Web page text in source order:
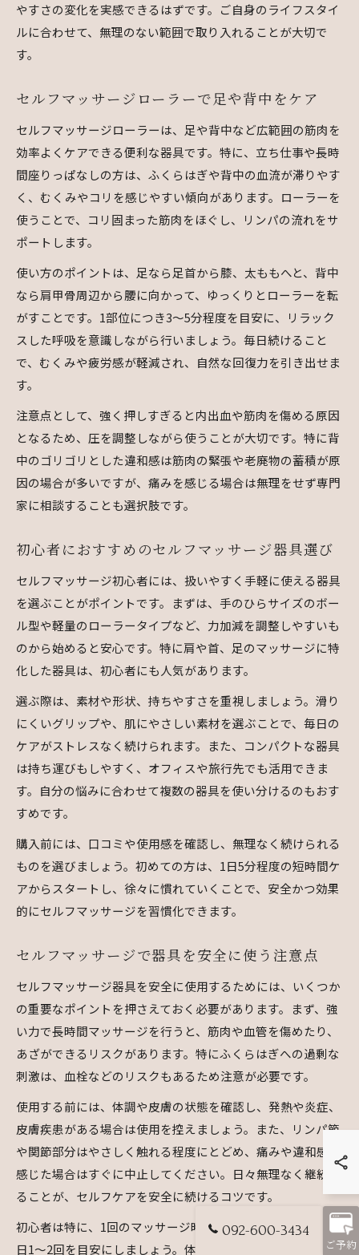
やすさの変化を実感できるはずです。ご自身のライフスタイ
ルに合わせて、無理のない範囲で取り入れることが大切で
す。
セルフマッサージローラーで足や背中をケア
セルフマッサージローラーは、足や背中など広範囲の筋肉を
効率よくケアできる便利な器具です。特に、立ち仕事や長時
間座りっぱなしの方は、ふくらはぎや背中の血流が滞りやす
く、むくみやコリを感じやすい傾向があります。ローラーを
使うことで、コリ固まった筋肉をほぐし、リンパの流れをサ
ポートします。
使い方のポイントは、足なら足首から膝、太ももへと、背中
なら肩甲骨周辺から腰に向かって、ゆっくりとローラーを転
がすことです。1部位につき3〜5分程度を目安に、リラック
スした呼吸を意識しながら行いましょう。毎日続けること
で、むくみや疲労感が軽減され、自然な回復力を引き出せま
す。
注意点として、強く押しすぎると内出血や筋肉を傷める原因
となるため、圧を調整しながら使うことが大切です。特に背
中のゴリゴリとした違和感は筋肉の緊張や老廃物の蓄積が原
因の場合が多いですが、痛みを感じる場合は無理をせず専門
家に相談することも選択肢です。
初心者におすすめのセルフマッサージ器具選び
セルフマッサージ初心者には、扱いやすく手軽に使える器具
を選ぶことがポイントです。まずは、手のひらサイズのボー
ル型や軽量のローラータイプなど、力加減を調整しやすいも
のから始めると安心です。特に肩や首、足のマッサージに特
化した器具は、初心者にも人気があります。
選ぶ際は、素材や形状、持ちやすさを重視しましょう。滑り
にくいグリップや、肌にやさしい素材を選ぶことで、毎日の
ケアがストレスなく続けられます。また、コンパクトな器具
は持ち運びもしやすく、オフィスや旅行先でも活用できま
す。自分の悩みに合わせて複数の器具を使い分けるのもおす
すめです。
購入前には、口コミや使用感を確認し、無理なく続けられる
ものを選びましょう。初めての方は、1日5分程度の短時間ケ
アからスタートし、徐々に慣れていくことで、安全かつ効果
的にセルフマッサージを習慣化できます。
セルフマッサージで器具を安全に使う注意点
セルフマッサージ器具を安全に使用するためには、いくつか
の重要なポイントを押さえておく必要があります。まず、強
い力で長時間マッサージを行うと、筋肉や血管を傷めたり、
あざができるリスクがあります。特にふくらはぎへの過剰な
刺激は、血栓などのリスクもあるため注意が必要です。
使用する前には、体調や皮膚の状態を確認し、発熱や炎症、
皮膚疾患がある場合は使用を控えましょう。また、リンパ節
や関節部分はやさしく触れる程度にとどめ、痛みや違和感を
感じた場合はすぐに中止してください。日々無理なく継続す
ることが、セルフケアを安全に続けるコツです。
初心者は特に、1回のマッサージ時間を5〜10分程度にし、1
日1〜2回を目安にしましょう。体の変化を観察しながら、無
092-600-3434
ご予約